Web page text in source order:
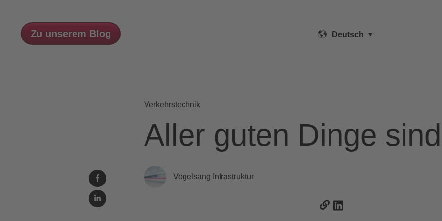
Zu unserem Blog Deutsch
Verkehrstechnik
Aller guten Dinge
Vogelsang Infrastruktur